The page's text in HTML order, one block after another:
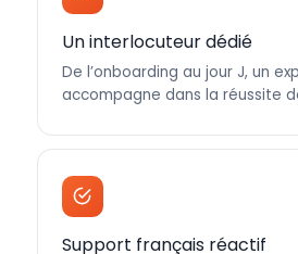
Un interlocuteur dédié
De l’onboarding au jour J, un
accompagne dans la réussite
Support français réactif